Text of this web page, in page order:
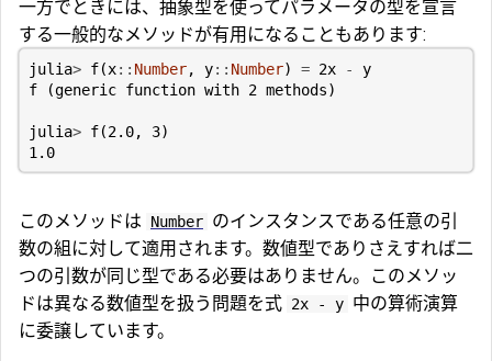
一方でときには、抽象型を使ってパラメータの型を宣言
する一般的なメソッドが有用になることもあります:
julia> f(x:: Number, y:: Number) = 2x -
y
f
(generic function with 2 methods)
julia> f(2.0, 3)
1.0
このメソッドは Number のインスタンスである任意の引
数の組に対して適用されます。数値型でありさえすれば二
つの引数が同じ型である必要はありません。このメソッ
ドは異なる数値型を扱う問題を式 2x - y 中の算術演算
に委譲しています。